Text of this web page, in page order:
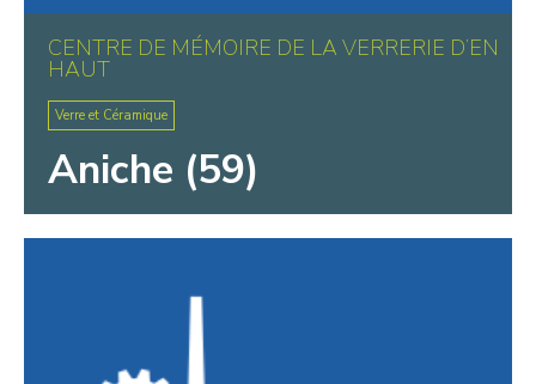
CENTRE DE MÉMOIRE DE LA VERRERIE D’EN
HAUT
Verre et Céramique
Aniche (59)